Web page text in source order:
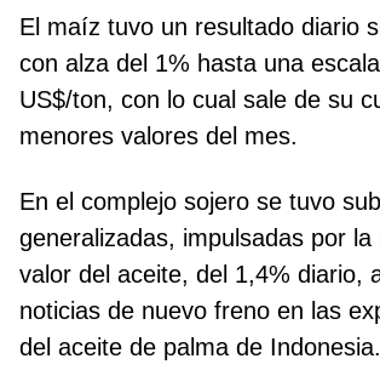
El maíz tuvo un resultado diario
con alza del 1% hasta una
US$/ton, con lo cual sale de su
menores valores del mes.
En el complejo sojero se tuvo
generalizadas, impulsadas por la
valor del aceite, del 1,4% diario,
noticias de nuevo freno en las
del aceite de palma de